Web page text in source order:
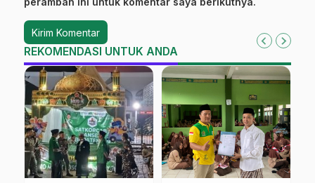
REKOMENDASI UNTUK ANDA